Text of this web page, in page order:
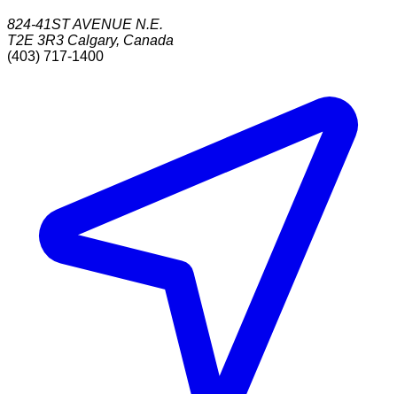
824-41ST AVENUE N.E.
T2E 3R3 Calgary, Canada
(403) 717-1400